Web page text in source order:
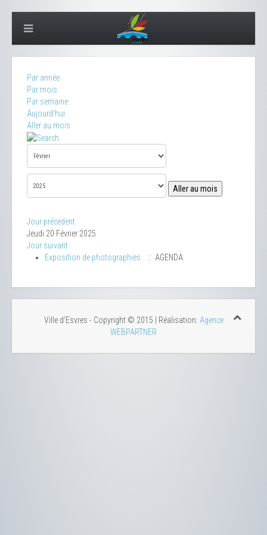
Par année
Par mois
Par semaine
Aujourd'hui
Aller au mois
Aller au mois
Jour précédent
Jeudi 20 Février 2025
Jour suivant
Exposition de photographies
:: AGENDA
Ville d'Esvres - Copyright © 2015 | Réalisation: Agence
WEBPARTNER